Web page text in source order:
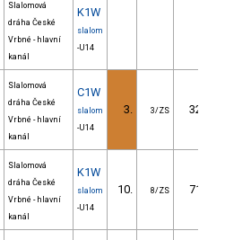
Slalomová
dráha České
Vrbné - hlavní
kanál
K1W
slalom
-U14
Slalomová
dráha České
Vrbné - hlavní
kanál
C1W
slalom
-U14
3. 3/ZS 32.73
Slalomová
dráha České
Vrbné - hlavní
kanál
K1W
slalom
-U14
10. 8/ZS 71.71